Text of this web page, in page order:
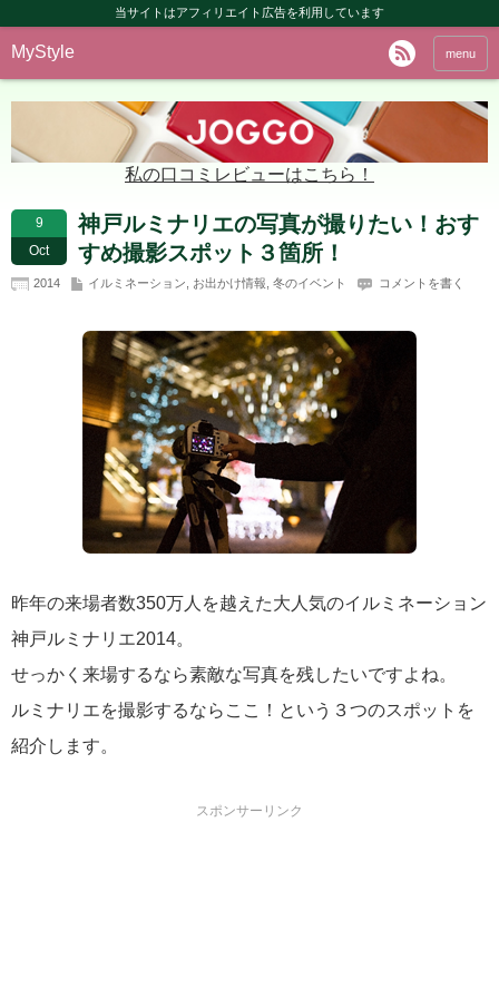
当サイトはアフィリエイト広告を利用しています
MyStyle menu
私の口コミレビューはこちら！
9
Oct
神戸ルミナリエの写真が撮りたい！おす
すめ撮影スポット３箇所！
2014 イルミネーション お出かけ情報 冬のイベント コメントを書く
昨年の来場者数350万人を越えた大人気のイルミネーション
神戸ルミナリエ2014。
せっかく来場するなら素敵な写真を残したいですよね。
ルミナリエを撮影するならここ！という３つのスポットを
紹介します。
スポンサーリンク